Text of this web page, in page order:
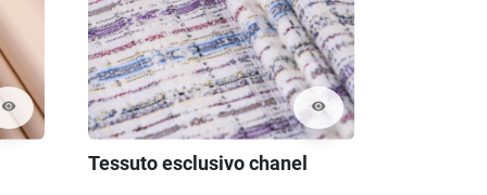
visibility visibility
Tessuto esclusivo chanel